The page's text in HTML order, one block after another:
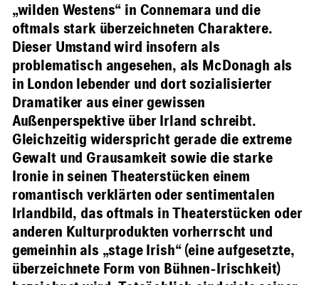
„wilden Westens“ in Connemara und die
oftmals stark überzeichneten Charaktere.
Dieser Umstand wird insofern als
problematisch angesehen, als McDonagh als
in London lebender und dort sozialisierter
Dramatiker aus einer gewissen
Außenperspektive über Irland schreibt.
Gleichzeitig widerspricht gerade die extreme
Gewalt und Grausamkeit sowie die starke
Ironie in seinen Theaterstücken einem
romantisch verklärten oder sentimentalen
Irlandbild, das oftmals in Theaterstücken oder
anderen Kulturprodukten vorherrscht und
gemeinhin als „stage Irish“ (eine aufgesetzte,
überzeichnete Form von Bühnen-Irischkeit)